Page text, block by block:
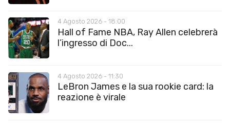
4 Agosto 2026 - 18:00
Hall of Fame NBA, Ray Allen celebrerà
l’ingresso di Doc...
4 Agosto 2026 - 11:30
LeBron James e la sua rookie card: la
reazione è virale